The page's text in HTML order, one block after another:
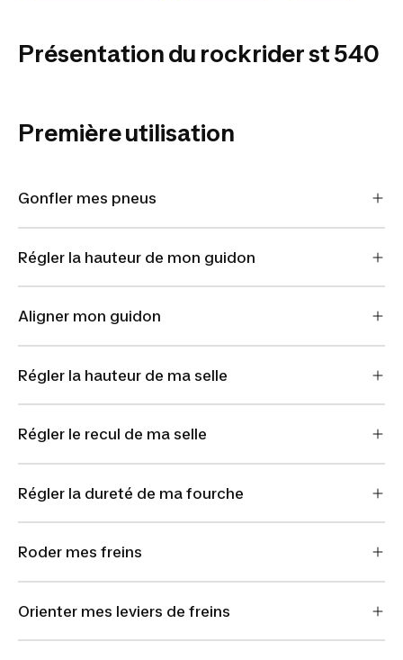
Présentation du rockrider st 540
ROCKRIDER
Première utilisation
Gonfler mes pneus
Régler la hauteur de mon guidon
Aligner mon guidon
Régler la hauteur de ma selle
Régler le recul de ma selle
Régler la dureté de ma fourche
Roder mes freins
Orienter mes leviers de freins